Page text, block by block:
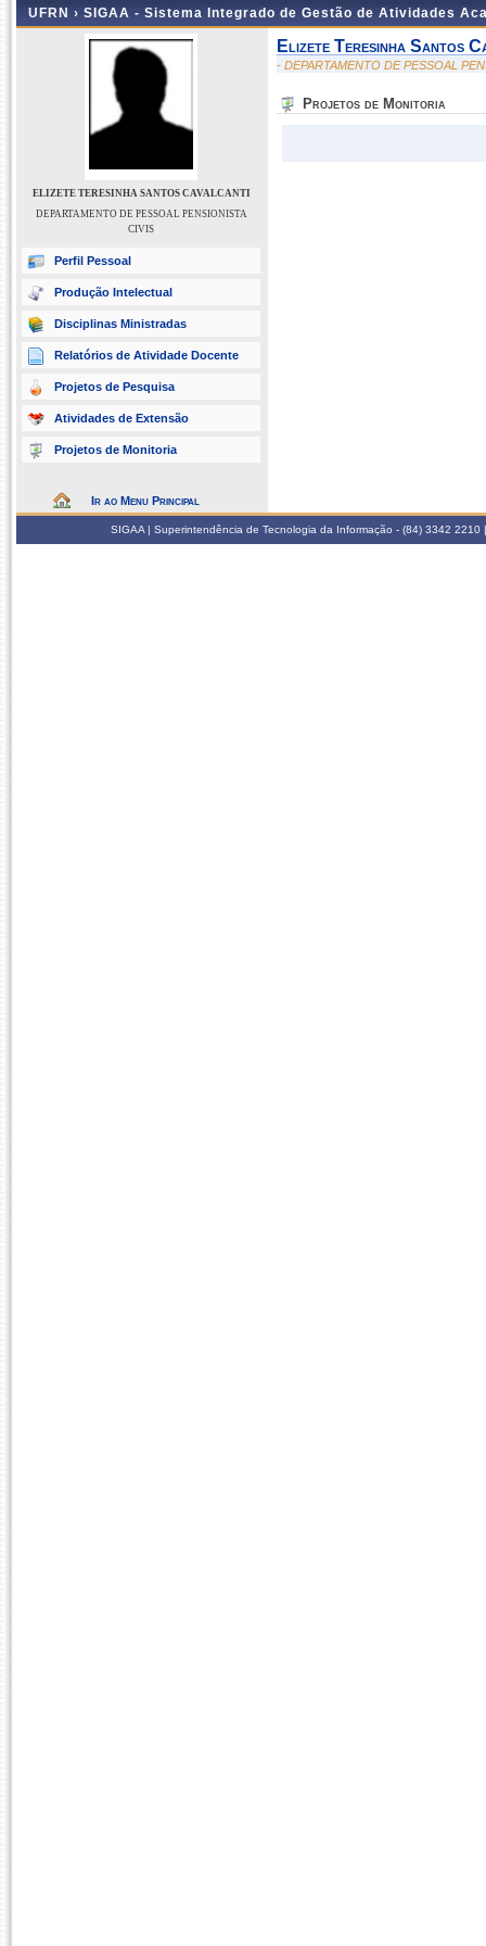
UFRN › SIGAA - Sistema Integrado de Gestão de Atividades
ELIZETE TERESINHA SANTOS CAVALCANTI
DEPARTAMENTO DE PESSOAL PENSIONISTA
CIVIS
Perfil Pessoal
Produção Intelectual
Disciplinas Ministradas
Relatórios de Atividade Docente
Projetos de Pesquisa
Atividades de Extensão
Projetos de Monitoria
Ir ao Menu Principal
Elizete Teresinha Santos
- DEPARTAMENTO DE PESSOAL
Projetos de Monitoria
SIGAA | Superintendência de Tecnologia da Informação - (84) 3342